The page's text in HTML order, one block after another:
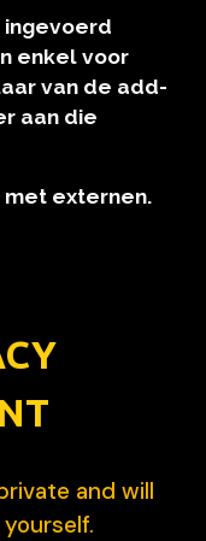
ingevoerd
enkel voor
van de add-
aan die
externen.
and will